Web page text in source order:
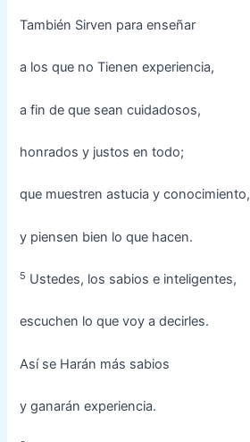
También Sirven para enseñar
a los que no Tienen experiencia,
a fin de que sean cuidadosos,
honrados y justos en todo;
que muestren astucia y conocimiento,
y piensen bien lo que hacen.
5 Ustedes, los sabios e inteligentes,
escuchen lo que voy a decirles.
Así se Harán más sabios
y ganarán experiencia.